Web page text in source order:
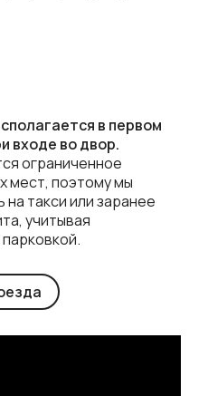
в первом
входе во двор.
ограниченное
мест, поэтому мы
такси или заранее
учитывая